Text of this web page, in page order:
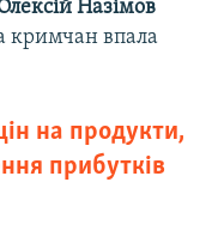
Назімов
кримчан впала
на продукти,
прибутків